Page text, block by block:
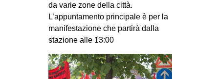
STUDENTI
CULTURE
CINEMA
da varie zone della città.
L’appuntamento principale è per la
manifestazione che partirà dalla
stazione alle 13:00